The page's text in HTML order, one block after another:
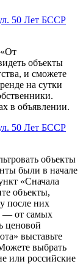
50 Лет БССР
объекты
и сможете
на сутки
в объявлении.
50 Лет БССР
объекты
были в начале
«Сначала
объекты,
после них
— от самых
ценовой
выставьте
выбрать
или российские